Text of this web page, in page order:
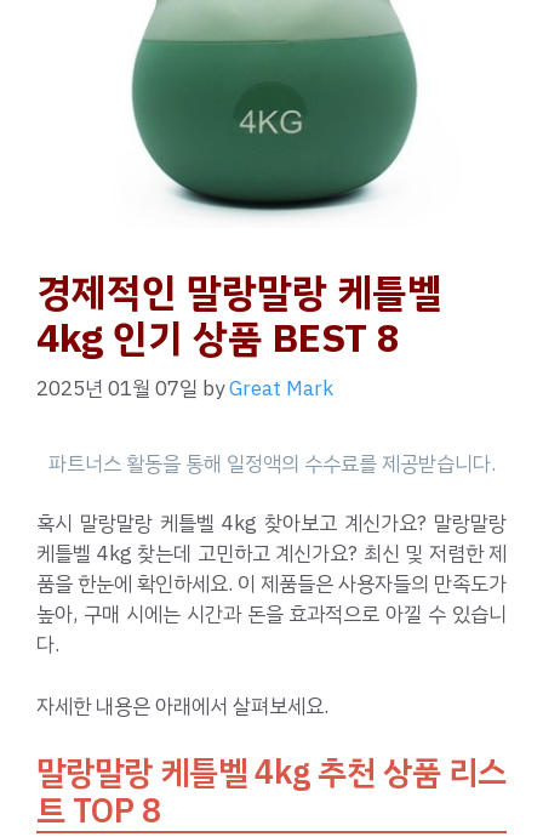
경제적인 말랑말랑 케틀벨
4kg 인기 상품 BEST 8
2025년 01월 07일 byGreat Mark
혹시 말랑말랑 케틀벨 4kg 찾아보고 계신가요? 말랑말랑
케틀벨 4kg 찾는데 고민하고 계신가요? 최신 및 저렴한 제
품을 한눈에 확인하세요. 이 제품들은 사용자들의 만족도가
높아, 구매 시에는 시간과 돈을 효과적으로 아낄 수 있습니
다.
자세한 내용은 아래에서 살펴보세요.
말랑말랑 케틀벨 4kg 추천 상품 리스
트 TOP 8